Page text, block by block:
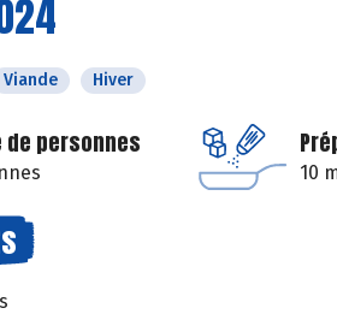
Viande Hiver
de personnes
10